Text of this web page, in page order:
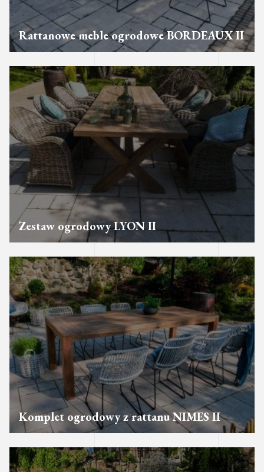
Rattanowe meble ogrodowe BORDEAUX II
Zestaw ogrodowy LYON II
Komplet ogrodowy z rattanu NIMES II